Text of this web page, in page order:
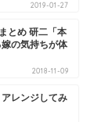
2019-01-27
とめ 研二「本
の気持ちが体
2018-11-09
レンジしてみ